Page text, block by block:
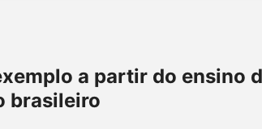
a partir do ensino
brasileiro